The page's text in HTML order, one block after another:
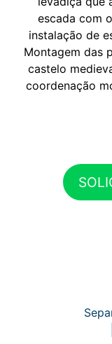
escada com
instalação de
Montagem das
castelo
coordenação